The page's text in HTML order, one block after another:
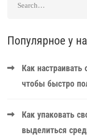
Популярное у
Как
чтобы быстро
Как упаковать
выделиться